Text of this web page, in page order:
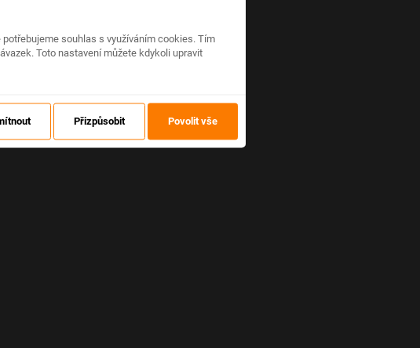
souhlas s využíváním cookies. Tím
Toto nastavení můžete kdykoli upravit
Přizpůsobit Povolit vše